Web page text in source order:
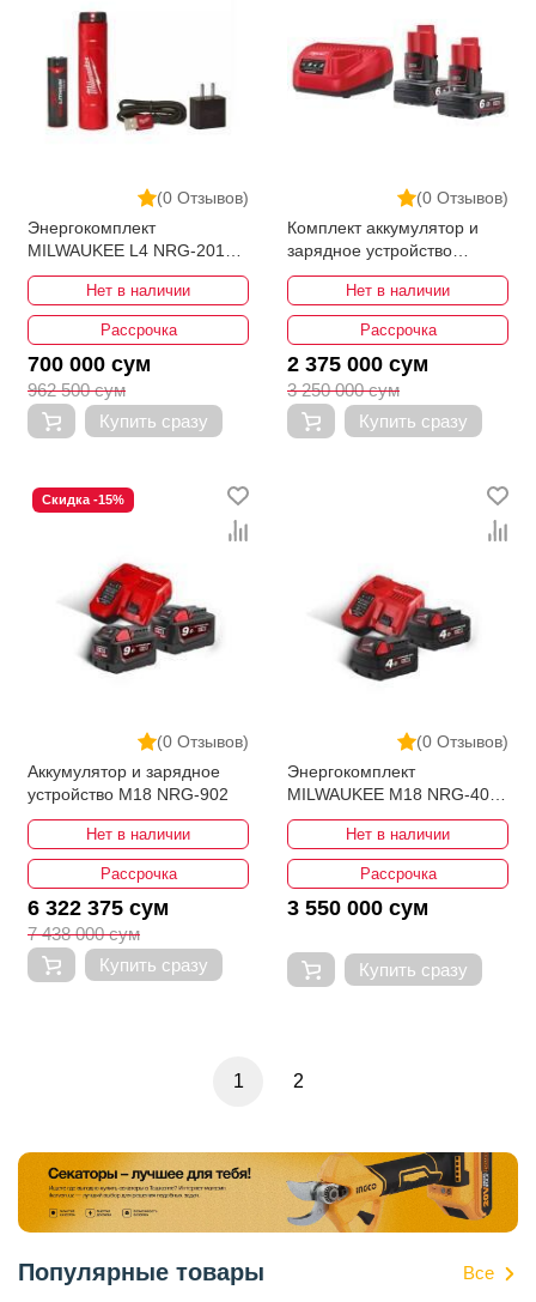
(0 Отзывов)
Энергокомплект
MILWAUKEE L4 NRG-201
4932459448
Нет в наличии
Рассрочка
700 000 сум
962 500 сум
Купить сразу
(0 Отзывов)
Комплект аккумулятор и
зарядное устройство
MILWAUKEE M12 NRG-602
4933451903Нет в наличии
Рассрочка
2 375 000 сум
3 250 000 сум
Купить сразу
(0 Отзывов)
Скидка -15%
Аккумулятор и зарядное
устройство M18 NRG-902
Нет в наличии
Рассрочка
6 322 375 сум
7 438 000 сум
Купить сразу
(0 Отзывов)
Энергокомплект
MILWAUKEE M18 NRG-402
4933459215
Нет в наличии
Рассрочка
3 550 000 сум
Купить сразу
1 2
Популярные товары Все